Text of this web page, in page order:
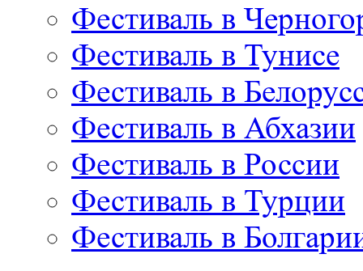
Фестиваль в
Фестиваль в Тунисе
Фестиваль в
Фестиваль в Абхазии
Фестиваль в России
Фестиваль в Турции
Фестиваль в